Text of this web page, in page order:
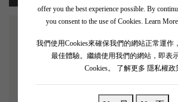
offer you the best experience possible. By
you consent to the use of Cookies. Learn
我們使用Cookies來確保我們的網站正常運作
最佳體驗。繼續使用我們的網站，即表
Cookies。
了解更多 隱私權政
列級莊園適飲兩支品酒套裝】
Chateau d‘Armailhac 2017 750ml x1